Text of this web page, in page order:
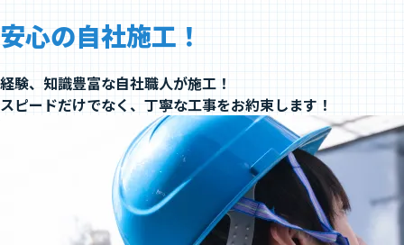
安心の自社施工！
経験、知識豊富な自社職人が施工！
スピードだけでなく、丁寧な工事をお約束します！